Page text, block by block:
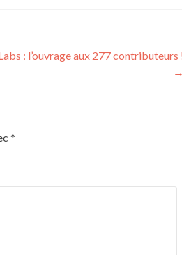
: l’ouvrage aux 277 contributeurs
→
*